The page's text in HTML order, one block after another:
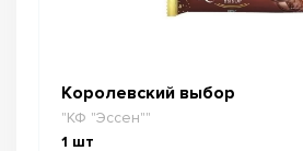
Королевский выбор
"КФ "Эссен""
1 шт